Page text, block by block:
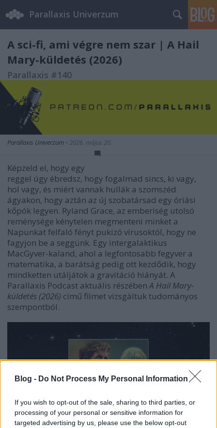
Blog - Do Not Process My Personal Information
If you wish to opt-out of the sale, sharing to third parties, or
processing of your personal or sensitive information for
targeted advertising by us, please use the below opt-out
Parallaxis Univerzum
A sci-fi, ami végre nem szar | A Hail
Mary-küldetés (2026)
Parallaxis #140
Parallaxis Univerzum • 2026. május 20.
Képzeld el, hogy egy
reggel úgy ébredsz, hogy fogalmad sincs, ki vagy,
hol vagy, és miért vannak hullák a szomszéd
ágyakon, hogy aztán az új szobatársad egy óriási
kőpók legyen. Ryland Grace, az emberiség utolsó
reménysége kénytelen megmenteni minket a
Napunkat felfaló fényt pukizó vírusoktól, hogy ne
fagyjon be a seggünk. Egy intergalaktikus
MacGyver-kaland, ahol a legfontosabb fegyver a
matematika, a barátság pedig ott kezdődik, hogy
mindketten utáljátok a gravitáció hiányát. A
Parallaxis Podcast aktuális részébenA Hail Mary-
küldetés (2026) című filmet vizsgáltuk tudományos
szempontból.